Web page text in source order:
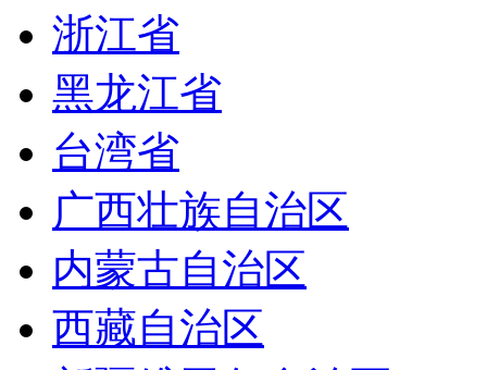
浙江省
黑龙江省
台湾省
广西壮族自治区
内蒙古自治区
西藏自治区